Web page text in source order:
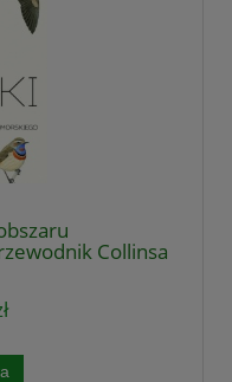
Collinsa